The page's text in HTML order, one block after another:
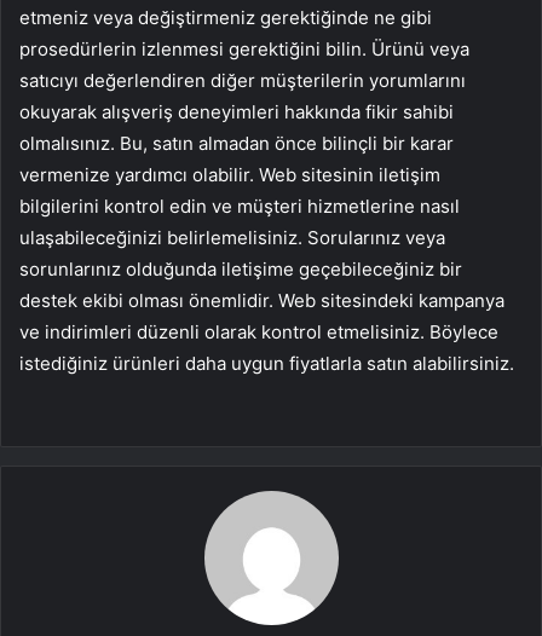
etmeniz veya değiştirmeniz gerektiğinde ne gibi
prosedürlerin izlenmesi gerektiğini bilin. Ürünü veya
satıcıyı değerlendiren diğer müşterilerin yorumlarını
okuyarak alışveriş deneyimleri hakkında fikir sahibi
olmalısınız. Bu, satın almadan önce bilinçli bir karar
vermenize yardımcı olabilir. Web sitesinin iletişim
bilgilerini kontrol edin ve müşteri hizmetlerine nasıl
ulaşabileceğinizi belirlemelisiniz. Sorularınız veya
sorunlarınız olduğunda iletişime geçebileceğiniz bir
destek ekibi olması önemlidir. Web sitesindeki kampanya
ve indirimleri düzenli olarak kontrol etmelisiniz. Böylece
istediğiniz ürünleri daha uygun fiyatlarla satın alabilirsiniz.